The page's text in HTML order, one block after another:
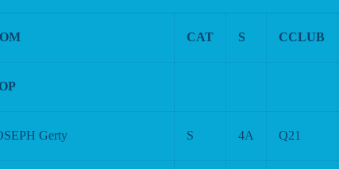
CAT S CCLUB
Gerty S 4A Q21